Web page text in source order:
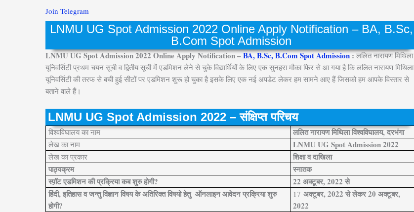
Join Telegram
LNMU UG Spot Admission 2022 Online Apply Notification – BA, B.Sc,
B.Com Spot Admission
LNMU UG Spot Admission 2022 Online Apply Notification –BA, B.Sc, B.Com Spot Admission:ललित नारायण मिथिला
यूनिवर्सिटी प्रथम चयन सूची व द्वितीय सूची में एडमिशन लेने से चुके विद्यार्थियों के लिए एक सुनहरा मौका फिर से आ गया है कि ललित नारायण मिथिला
यूनिवर्सिटी की तरफ से बची हुई सीटों पर एडमिशन शुरू हो चुका है इसके लिए एक नई अपडेट लेकर हम सामने आए हैं जिसको हम आपके विस्तार से
बताने वाले हैं।
LNMU UG Spot Admission 2022 – संक्षिप्त परिचय
विश्वविघालय का नाम ललित नारायण मिथिला विश्वविघालय, दरभंगा
लेख का नाम LNMU UG Spot Admission 2022
लेख का प्रकार
शिक्षा व दाखिला
पाठ्यक्रम
स्नातक
स्प़ॉट एडमिशन की प्रक्रिया कब शुरु होगी?
22 अक्टूबर, 2022 से
हिंदी, इतिहास व जन्तु विज्ञान विषय के अतिरिक्त विषयो हेतु ऑनलाइन आवेदन प्रक्रिया शुरु
होगी?
17 अक्टूबर, 2022 से लेकर 20 अक्टूबर,
2022